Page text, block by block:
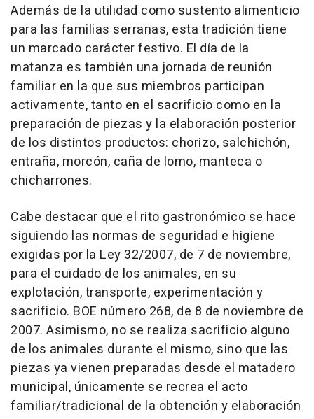
Además de la utilidad como sustento alimenticio
para las familias serranas, esta tradición tiene
un marcado carácter festivo. El día de la
matanza es también una jornada de reunión
familiar en la que sus miembros participan
activamente, tanto en el sacrificio como en la
preparación de piezas y la elaboración posterior
de los distintos productos: chorizo, salchichón,
entraña, morcón, caña de lomo, manteca o
chicharrones.
Cabe destacar que el rito gastronómico se hace
siguiendo las normas de seguridad e higiene
exigidas por la Ley 32/2007, de 7 de noviembre,
para el cuidado de los animales, en su
explotación, transporte, experimentación y
sacrificio. BOE número 268, de 8 de noviembre de
2007. Asimismo, no se realiza sacrificio alguno
de los animales durante el mismo, sino que las
piezas ya vienen preparadas desde el matadero
municipal, únicamente se recrea el acto
familiar/tradicional de la obtención y elaboración